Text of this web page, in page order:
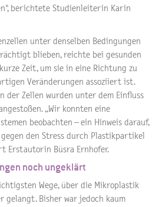
berichtete Studienleiterin Karin
unter denselben Bedingungen
blieben, reichte bei gesunden
Zeit, um sie in eine Richtung zu
Veränderungen assoziiert ist.
der Zellen wurden unter dem Einfluss
„Wir konnten eine
beobachten – ein Hinweis darauf,
den Stress durch Plastikpartikel
Erstautorin Büsra Ernhofer.
noch ungeklärt
Wege, über die Mikroplastik
gelangt. Bisher war jedoch kaum